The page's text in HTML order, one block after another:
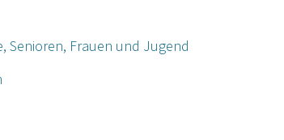
Senioren, Frauen und Jugend